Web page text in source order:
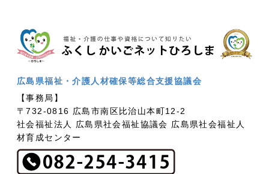
広島県福祉・介護人材確保等総合支援協議会
【事務局】
〒732-0816 広島市南区比治山本町12-2
社会福祉法人 広島県社会福祉協議会 広島県社会福祉人
材育成センター